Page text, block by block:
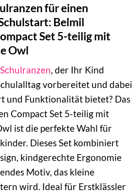
für einen
Belmil
Set 5-teilig mit
Owl
Schulranzen, der Ihr Kind
vorbereitet und dabei
und Funktionalität bietet? Das
Compact Set 5-teilig mit
ist die perfekte Wahl für
Dieses Set kombiniert
kindgerechte Ergonomie
Motiv, das kleine
wird. Ideal für Erstklässler